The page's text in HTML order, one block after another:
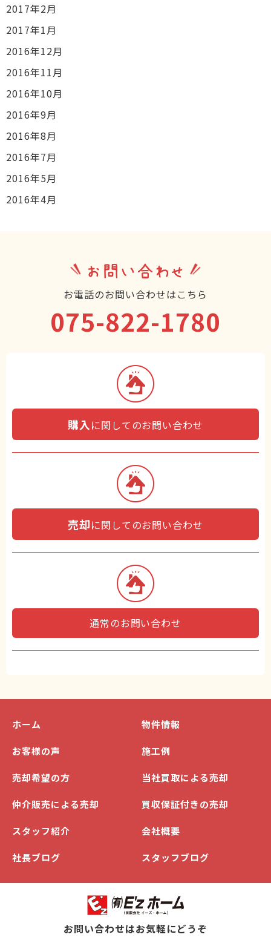
2017年2月
2017年1月
2016年12月
2016年11月
2016年10月
2016年9月
2016年8月
2016年7月
2016年5月
2016年4月
お問い合わせ
お電話のお問い合わせはこちら
075-822-1780
購入 に関してのお問い合わせ
売却に関してのお問い合わせ
通常のお問い合わせ
ホーム 物件情報
お客様の声 施工例
売却希望の方 当社買取による売却
仲介販売による売却 買収保証付きの売却
スタッフ紹介 会社概要
社長ブログ スタッフブログ
お問い合わせはお気軽にどうぞ